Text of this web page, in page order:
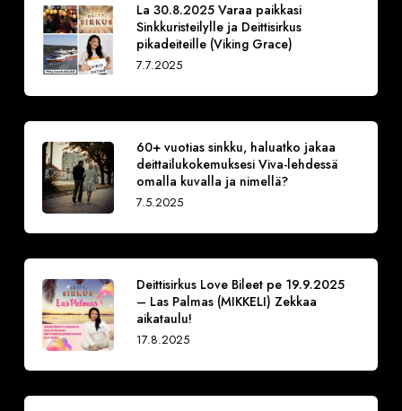
La 30.8.2025 Varaa paikkasi
Sinkkuristeilylle ja Deittisirkus
pikadeiteille (Viking Grace)
7.7.2025
60+ vuotias sinkku, haluatko jakaa
deittailukokemuksesi Viva-lehdessä
omalla kuvalla ja nimellä?
7.5.2025
Deittisirkus Love Bileet pe 19.9.2025
– Las Palmas (MIKKELI) Zekkaa
aikataulu!
17.8.2025